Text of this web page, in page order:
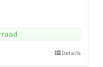
Details